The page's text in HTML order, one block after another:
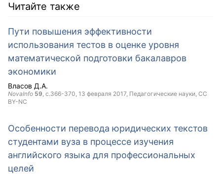
Читайте также
Пути повышения эффективности
использования тестов в оценке уровня
математической подготовки бакалавров
экономики
Власов Д.А.
NovaInfo 59, с.366-370, 13 февраля 2017, Педагогические науки, CC
BY-NC
Особенности перевода юридических текстов
студентами вуза в процессе изучения
английского языка для профессиональных
целей